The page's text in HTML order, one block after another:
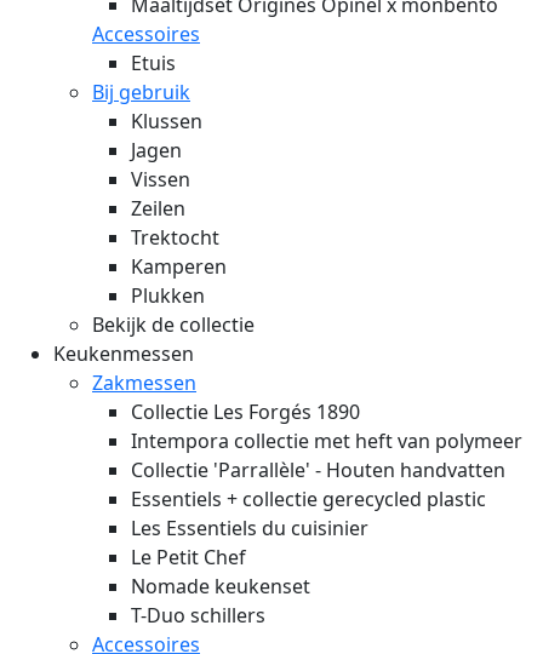
Accessoires
Etuis
Bij gebruik
Klussen
Jagen
Vissen
Zeilen
Trektocht
Kamperen
Plukken
Bekijk de collectie
Keukenmessen
Zakmessen
Collectie Les Forgés 1890
Intempora collectie met heft van polymeer
Collectie 'Parrallèle' - Houten handvatten
Essentiels + collectie gerecycled plastic
Les Essentiels du cuisinier
Le Petit Chef
Nomade keukenset
T-Duo schillers
Accessoires